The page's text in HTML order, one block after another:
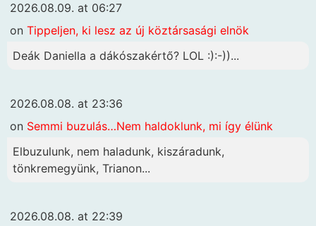
2026.08.09. at 06:27
on Tippeljen, ki lesz az új köztársasági elnök
Deák Daniella a dákószakértő? LOL :):-))...
2026.08.08. at 23:36
on Semmi buzulás…Nem haldoklunk, mi így élünk
Elbuzulunk, nem haladunk, kiszáradunk,
tönkremegyünk, Trianon...
2026.08.08. at 22:39